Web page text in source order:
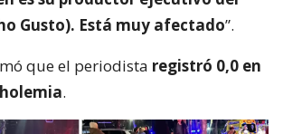
Gusto). Está muy afectado”.
que el periodista registró 0,0 en
.